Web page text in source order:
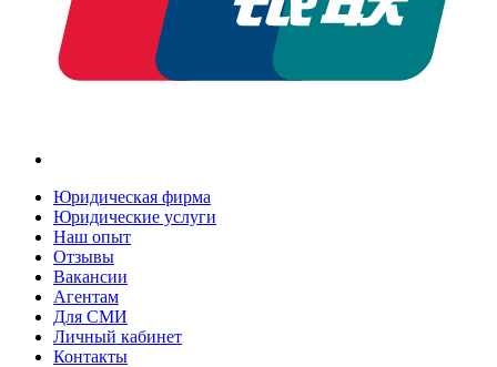
Юридическая фирма
Юридические услуги
Наш опыт
Отзывы
Вакансии
Агентам
Для СМИ
Личный кабинет
Контакты